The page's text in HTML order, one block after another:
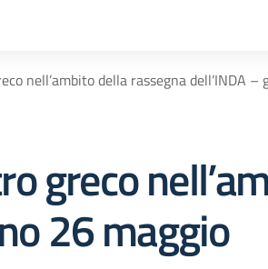
nell’ambito della rassegna dell’INDA
greco
26 maggio